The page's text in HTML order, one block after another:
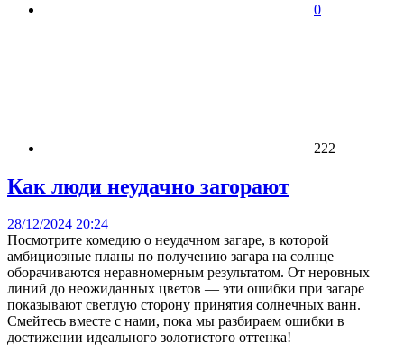
0
222
Как люди неудачно загорают
28/12/2024 20:24
Посмотрите комедию о неудачном загаре, в которой
амбициозные планы по получению загара на солнце
оборачиваются неравномерным результатом. От неровных
линий до неожиданных цветов — эти ошибки при загаре
показывают светлую сторону принятия солнечных ванн.
Смейтесь вместе с нами, пока мы разбираем ошибки в
достижении идеального золотистого оттенка!